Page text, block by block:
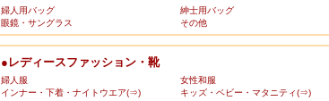
婦人用バッグ 紳士用バッグ
眼鏡・サングラス
その他
●レディースファッション・靴
婦人服 女性和服
インナー・下着・ナイトウエア(⇒)
キッズ・ベビー・マタニティ(⇒)